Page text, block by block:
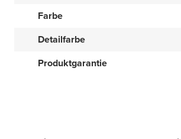
Farbe
Detailfarbe
Produktgarantie